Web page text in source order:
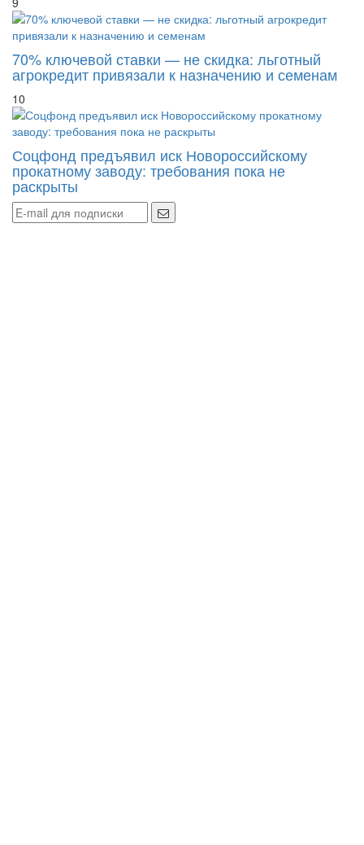
70% ключевой ставки — не скидка: льготный
агрокредит привязали к назначению и семенам
10
Соцфонд предъявил иск Новороссийскому
прокатному заводу: требования пока не
раскрыты